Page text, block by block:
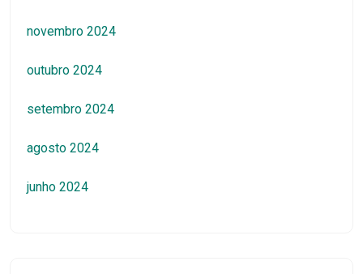
novembro 2024
outubro 2024
setembro 2024
agosto 2024
junho 2024